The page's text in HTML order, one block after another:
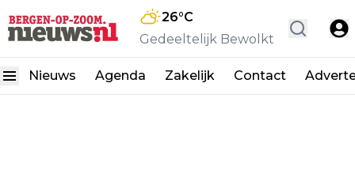
26°C
Gedeeltelijk Bewolkt
Nieuws Agenda Zakelijk Contact